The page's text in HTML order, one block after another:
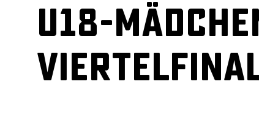
U18-